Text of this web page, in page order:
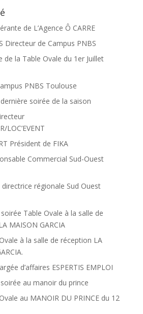
de L’Agence Ô CARRE
Directeur de Campus PNBS
de la Table Ovale du 1er Juillet
PNBS Toulouse
soirée de la saison
LOC’EVENT
Président de FIKA
Commercial Sud-Ouest
directrice régionale Sud Ouest
Table Ovale à la salle de
MAISON GARCIA
à la salle de réception LA
d’affaires ESPERTIS EMPLOI
au manoir du prince
au MANOIR DU PRINCE du 12